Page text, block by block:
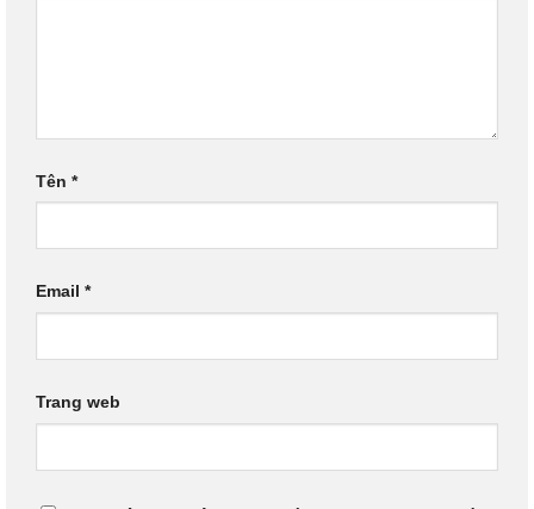
Tên *
Email *
Trang web